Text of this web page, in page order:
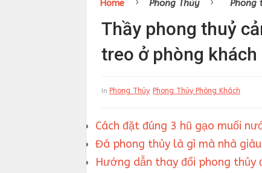
Home Phong Thủy Phong
Thầy phong thuỷ
treo ở phòng
In Phong Thủy Phong Thủy Phòng Khách
Cách đặt đúng 3 hũ gạo muối
Đá phong thủy là gì mà nhà
Hướng dẫn thay đổi phong thủy